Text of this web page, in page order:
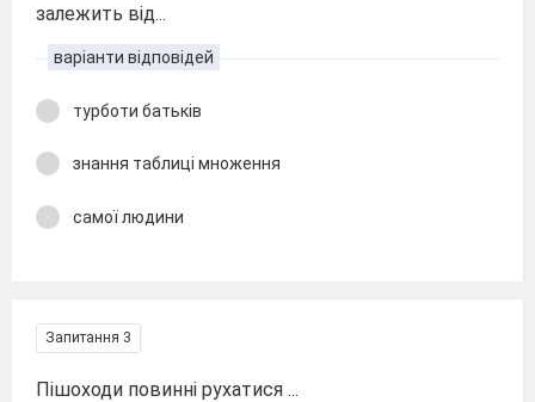
залежить від...
варіанти відповідей
турботи батьків
знання таблиці множення
самої людини
Запитання 3
Пішоходи повинні рухатися ...